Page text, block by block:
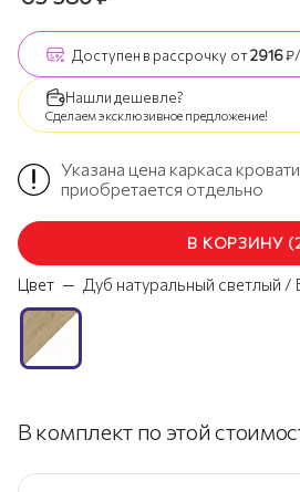
Доступен в рассрочку от2916
Нашли дешевле?
Сделаем эксклюзивное предложение!
Указана цена каркаса
приобретается отдельно
В КОРЗИНУ (
Цвет — Дуб натуральный светлый /
В комплект по этой